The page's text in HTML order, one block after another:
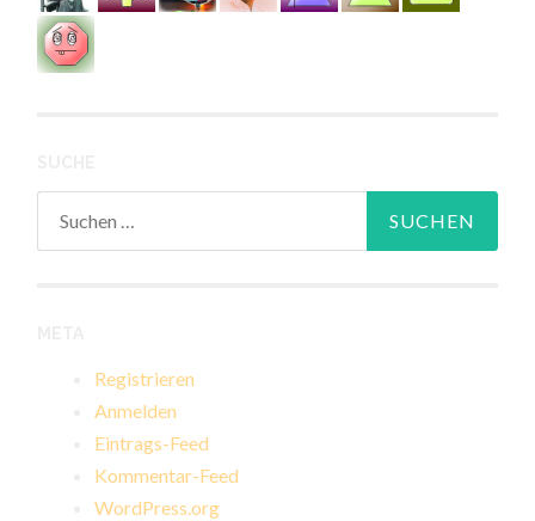
Registrieren
Anmelden
Eintrags-Feed
Kommentar-Feed
WordPress.org